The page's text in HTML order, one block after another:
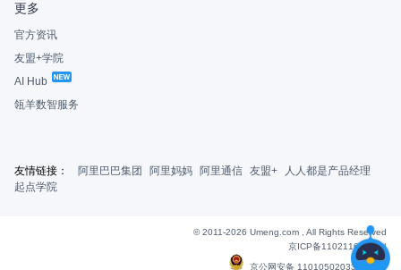
更多
官方资讯
友盟+学院
AI Hub
瓴羊数智服务
友情链接： 阿里巴巴集团 阿里妈妈 阿里通信 友盟+
人人都是产品经理
起点学院
© 2011-2026 Umeng.com , All Rights Reserved
京ICP备11021163号-6|
京公网安备 11010502033607号 |